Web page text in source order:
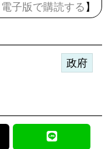
電子版で購読する 】
政府